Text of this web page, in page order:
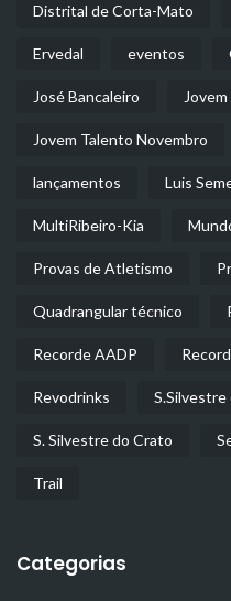
Distrital de Corta-Mato
Ervedal eventos
José Bancaleiro
Jovem Talento Novembro
lançamentos Luis
MultiRibeiro-Kia
Provas de Atletismo
Quadrangular técnico
Recorde AADP
Revodrinks S.Silvestre
S. Silvestre do Crato
Trail
Categorias